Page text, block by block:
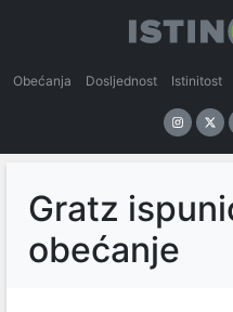
Obećanja Dosljednost Istinitost
Gratz
obećanje